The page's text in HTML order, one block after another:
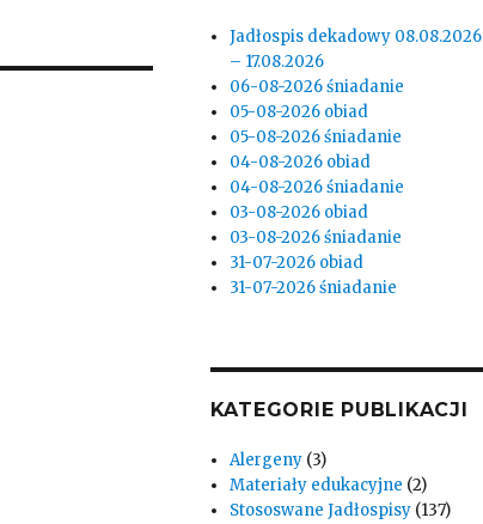
Jadłospis dekadowy 08.08.2026
– 17.08.2026
06-08-2026 śniadanie
05-08-2026 obiad
05-08-2026 śniadanie
04-08-2026 obiad
04-08-2026 śniadanie
03-08-2026 obiad
03-08-2026 śniadanie
31-07-2026 obiad
31-07-2026 śniadanie
KATEGORIE PUBLIKACJI
Alergeny(3)
Materiały edukacyjne (2)
Stososwane Jadłospisy(137)